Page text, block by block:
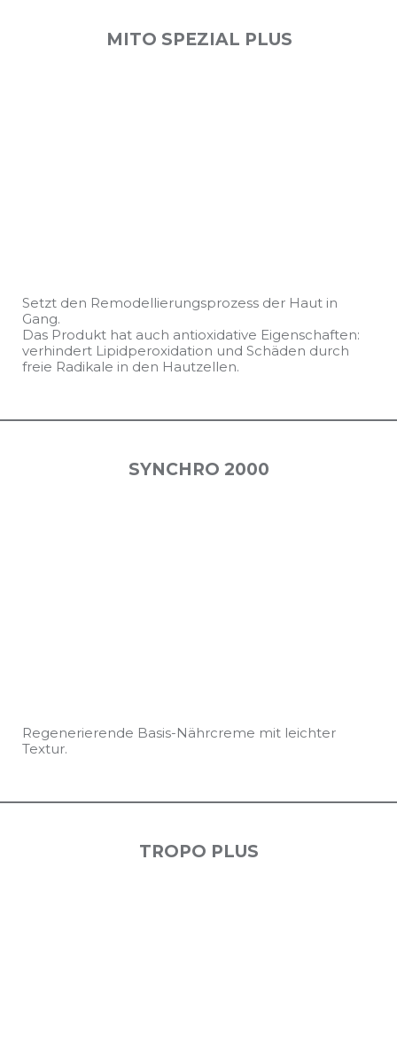
MITO SPEZIAL PLUS
Setzt den Remodellierungsprozess der Haut in
Gang.
Das Produkt hat auch antioxidative Eigenschaften:
verhindert Lipidperoxidation und Schäden durch
freie Radikale in den Hautzellen.
SYNCHRO 2000
Regenerierende Basis-Nährcreme mit leichter
Textur.
TROPO PLUS